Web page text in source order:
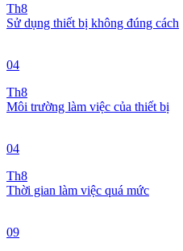
Th8
Sử dụng thiết bị không đúng cách
04
Th8
Môi trường làm việc của thiết bị
04
Th8
Thời gian làm việc quá mức
09